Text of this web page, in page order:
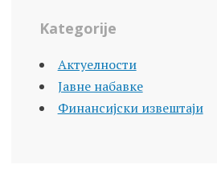
Kategorije
Актуелности
Јавне набавке
Финансијски извештаји